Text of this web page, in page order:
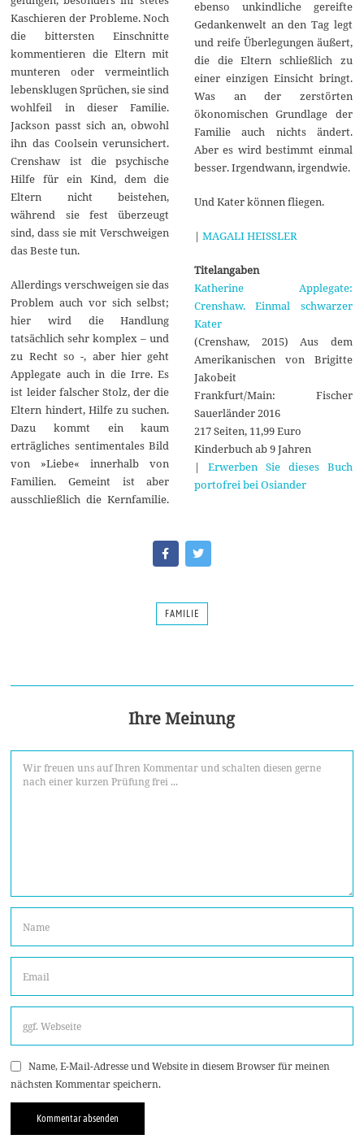
Kaschieren der Probleme. Noch
die bittersten Einschnitte
kommentieren die Eltern mit
munteren oder vermeintlich
lebensklugen Sprüchen, sie sind
wohlfeil in dieser Familie.
Jackson passt sich an, obwohl
ihn das Coolsein verunsichert.
Crenshaw ist die psychische
Hilfe für ein Kind, dem die
Eltern nicht beistehen,
während sie fest überzeugt
sind, dass sie mit Verschweigen
das Beste tun.
Allerdings verschweigen sie das
Problem auch vor sich selbst;
hier wird die Handlung
tatsächlich sehr komplex – und
zu Recht so -, aber hier geht
Applegate auch in die Irre. Es
ist leider falscher Stolz, der die
Eltern hindert, Hilfe zu suchen.
Dazu kommt ein kaum
erträgliches sentimentales Bild
von »Liebe« innerhalb von
Familien. Gemeint ist aber
ausschließlich die Kernfamilie.
ebenso unkindliche gereifte
Gedankenwelt an den Tag legt
und reife Überlegungen äußert,
die die Eltern schließlich zu
einer einzigen Einsicht bringt.
Was an der zerstörten
ökonomischen Grundlage der
Familie auch nichts ändert.
Aber es wird bestimmt einmal
besser. Irgendwann, irgendwie.
Und Kater können fliegen.
| MAGALI HEISSLER
Titelangaben
Katherine Applegate:
Crenshaw. Einmal schwarzer
Kater
(Crenshaw, 2015) Aus dem
Amerikanischen von Brigitte
Jakobeit
Frankfurt/Main: Fischer
Sauerländer 2016
217 Seiten, 11,99 Euro
Kinderbuch ab 9 Jahren
| Erwerben Sie dieses Buch
portofrei bei Osiander
FAMILIE
Ihre Meinung
Name, E-Mail-Adresse und Website in diesem Browser für meinen
nächsten Kommentar speichern.